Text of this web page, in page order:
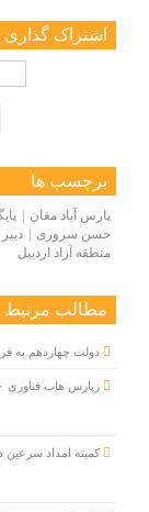
اشتراک گذاری
برچسب ها
پارس آباد مغان
حسن سروری
منطقه آزاد اردبیل
مطالب مرتبط
دولت چهاردهم به
زپارس هاب فناوری ۵۰ هکتاری ایجاد می‌کند؛ اعلام آمادگی برای جذب ...
کمیته امداد سرعین در سال 1404 مبلغ 32 میلیارد تومان